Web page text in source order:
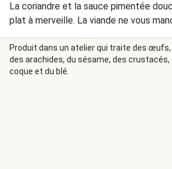
La coriandre et la sauce pimentée
plat à merveille. La viande ne vous
Produit dans un atelier qui traite des œufs,
des arachides, du sésame, des crustacés,
coque et du blé.